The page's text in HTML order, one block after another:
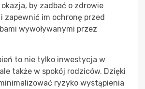
by zadbać o zdrowie
zapewnić im ochronę przed
wywoływanymi przez
to nie tylko inwestycja w
także w spokój rodziców. Dzięki
ryzyko wystąpienia